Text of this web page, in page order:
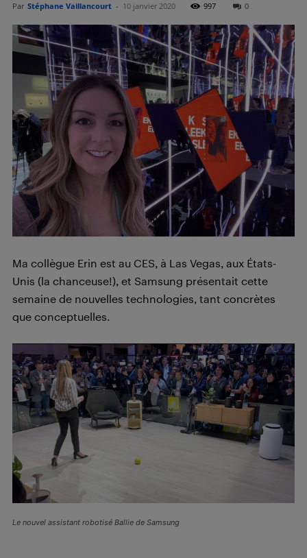
Par Stéphane Vaillancourt - 10 janvier 2020 997 0
Ma collègue Erin est au CES, à Las Vegas, aux États-
Unis (la chanceuse!), et Samsung présentait cette
semaine de nouvelles technologies, tant concrètes
que conceptuelles.
Le nouvel assistant robotisé Ballie de Samsung